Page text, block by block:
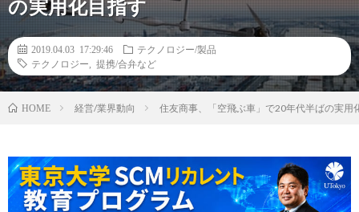
の実用化目指す
2019.04.03 17:29:46
テクノロジー/製品
テクノロジー
提携/合弁など
HOME 経営/業界動向 住友商事、「空飛ぶ車」で20年代半ばの実用